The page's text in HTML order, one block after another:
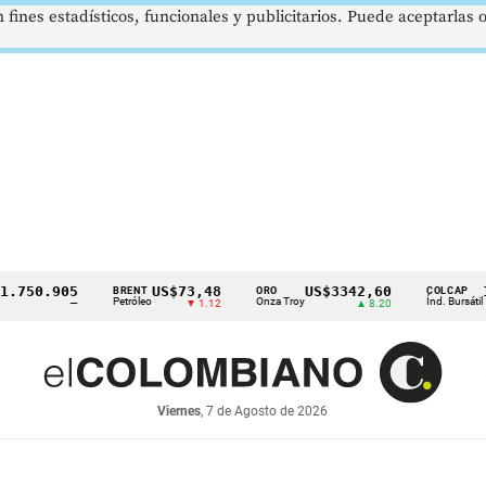
BRENT
Petróleo
US$73,48
▼ 1.12
ORO
Onza Troy
US$3342,60 COLCAP
Índ. Bursátil
Viernes, 7 de Agosto de 2026
estadísticos, funcionales y publicitarios. Puede aceptarlas